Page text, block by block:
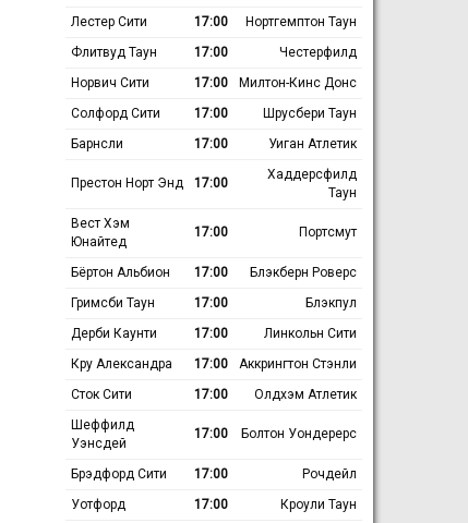
Лестер Сити
17:00
Нортгемптон Таун
Флитвуд Таун
17:00
Честерфилд
Норвич Сити
17:00
Милтон-Кинс Донс
Солфорд Сити
17:00
Шрусбери Таун
Барнсли
17:00 Уиган Атлетик
Престон Норт Энд 17:00
Хаддерсфилд
Таун
Вест Хэм
Юнайтед
17:00 Портсмут
Бёртон Альбион 17:00
Блэкберн Роверс
Гримсби Таун
17:00
Блэкпул
Дерби Каунти
17:00
Линкольн Сити
Кру Александра
17:00
Аккрингтон Стэнли
Сток Сити
17:00
Олдхэм Атлетик
Шеффилд
Уэнсдей
17:00 Болтон Уондерерс
Брэдфорд Сити 17:00
Рочдейл
Уотфорд
17:00
Кроули Таун